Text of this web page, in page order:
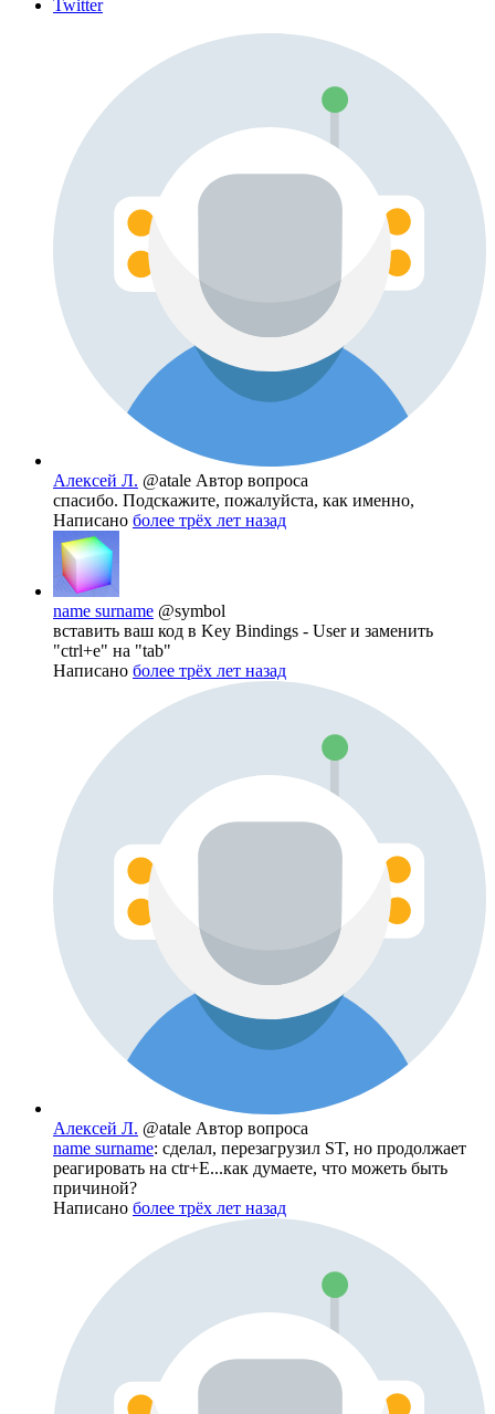
Twitter
Алексей Л. @atale Автор вопроса
спасибо. Подскажите, пожалуйста, как именно,
Написано более трёх лет назад
name surname @symbol
вставить ваш код в Key Bindings - User и заменить
"ctrl+e" на "tab"
Написано более трёх лет назад
Алексей Л. @atale Автор вопроса
name surname: сделал, перезагрузил ST, но продолжает
реагировать на ctr+E...как думаете, что можеть быть
причиной?
Написано более трёх лет назад